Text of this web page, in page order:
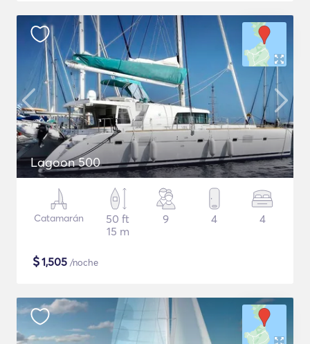
Lagoon 500
Catamarán
50 ft
15 m
9 4 4
$1,505 /noche